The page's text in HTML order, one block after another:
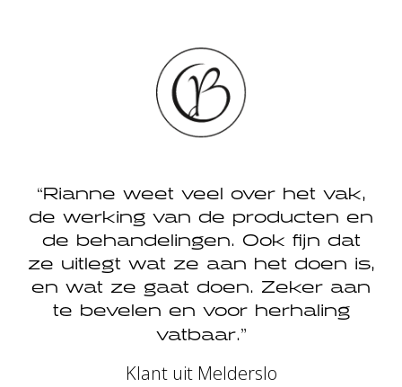
Rianne weet veel over het vak,
de werking van de producten en
de behandelingen. Ook fijn dat
ze uitlegt wat ze aan het doen is,
en wat ze gaat doen. Zeker aan
te bevelen en voor herhaling
vatbaar.
Klant uit Melderslo